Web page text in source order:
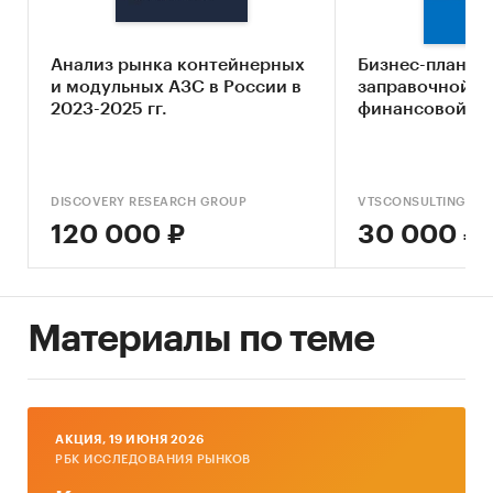
мнению опрошенных, оценка факторов
инвестиционной привлекательности, прогноз
количества пользователей мобильных
предпочтений пользователей мобильных
приложений АЗС и прогноз количества
пользователей мобильных приложений АЗС в
Задачи исследования:
Оценка количества пользователей
мобильных приложений АЗС в России
Анализ рынка контейнерных
и модульных АЗС в России в
2023-2025 гг.
DISCOVERY RESEARCH GROUP
120 000 ₽
Бизнес-план
заправочной
финансовой
VTSCONSULTING
30 000 ₽
Материалы по теме
AКЦИЯ, 19 ИЮНЯ 2026
РБК ИССЛЕДОВАНИЯ РЫНКОВ